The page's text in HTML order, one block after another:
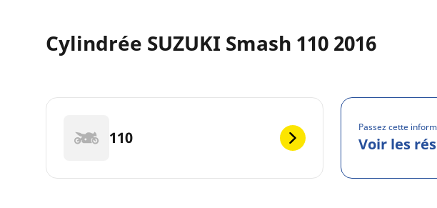
Cylindrée SUZUKI Smash 110 2016
110
Passez cette
Voir les